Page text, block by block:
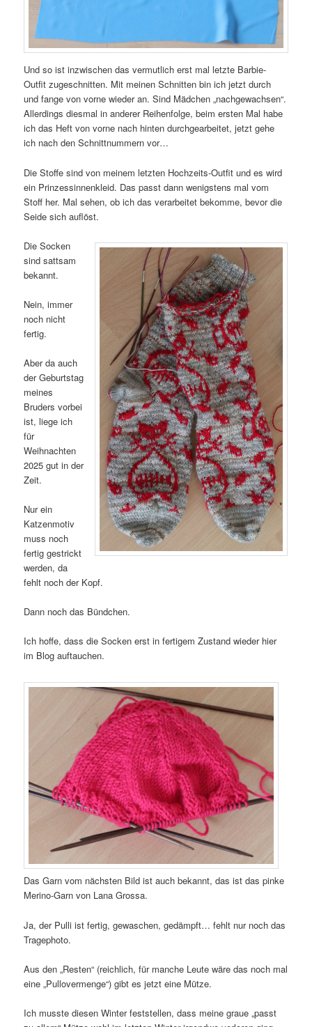
Und so ist inzwischen das vermutlich erst mal letzte Barbie-
Outfit zugeschnitten. Mit meinen Schnitten bin ich jetzt durch
und fange von vorne wieder an. Sind Mädchen „nachgewachsen“.
Allerdings diesmal in anderer Reihenfolge, beim ersten Mal habe
ich das Heft von vorne nach hinten durchgearbeitet, jetzt gehe
ich nach den Schnittnummern vor…
Die Stoffe sind von meinem letzten Hochzeits-Outfit und es wird
ein Prinzessinnenkleid. Das passt dann wenigstens mal vom
Stoff her. Mal sehen, ob ich das verarbeitet bekomme, bevor die
Seide sich auflöst.
Die Socken
sind sattsam
bekannt.
Nein, immer
noch nicht
fertig.
Aber da auch
der Geburtstag
meines
Bruders vorbei
ist, liege ich
für
Weihnachten
2025 gut in der
Zeit.
Nur ein
Katzenmotiv
muss noch
fertig gestrickt
werden, da
fehlt noch der Kopf.
Dann noch das Bündchen.
Ich hoffe, dass die Socken erst in fertigem Zustand wieder hier
im Blog auftauchen.
Das Garn vom nächsten Bild ist auch bekannt, das ist das pinke
Merino-Garn von Lana Grossa.
Ja, der Pulli ist fertig, gewaschen, gedämpft… fehlt nur noch das
Tragephoto.
Aus den „Resten“ (reichlich, für manche Leute wäre das noch mal
eine „Pullovermenge“) gibt es jetzt eine Mütze.
Ich musste diesen Winter feststellen, dass meine graue „passt